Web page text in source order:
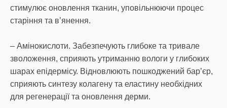
стимулює оновлення тканин, уповільнюючи процес
старіння та в’янення.
– Амінокислоти. Забезпечують глибоке та тривале
зволоження, сприяють утриманню вологи у глибоких
шарах епідермісу. Відновлюють пошкоджений бар’єр,
сприяють синтезу колагену та еластину необхідних
для регенерації та оновлення дерми.